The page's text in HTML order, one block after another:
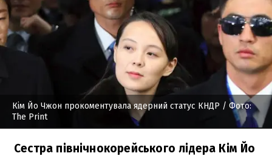
Кім Йо Чжон прокоментувала ядерний статус КНДР / Фото:
The Print
Сестра північнокорейського лідера Кім Йо